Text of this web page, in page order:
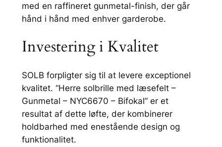
med en raffineret gunmetal-finish, der går
hånd i hånd med enhver garderobe.
Investering i Kvalitet
SOLB forpligter sig til at levere exceptionel
kvalitet. “Herre solbrille med læsefelt –
Gunmetal – NYC6670 – Bifokal” er et
resultat af dette løfte, der kombinerer
holdbarhed med enestående design og
funktionalitet.